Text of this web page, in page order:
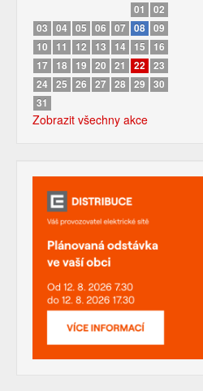
01
02
03
04 05 06 07 08 09
10
11 12 13 14 15
16
17 18 19 20 21 22
23
24
25 26 27 28 29
30
31
Zobrazit všechny akce